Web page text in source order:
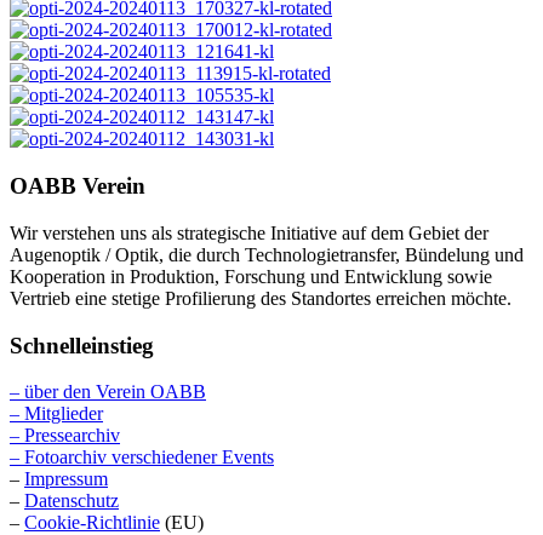
OABB Verein
Wir verstehen uns als strategische Initiative auf dem Gebiet der
Augenoptik / Optik, die durch Technologietransfer, Bündelung und
Kooperation in Produktion, Forschung und Entwicklung sowie
Vertrieb eine stetige Profilierung des Standortes erreichen möchte.
Schnelleinstieg
– über den Verein OABB
– Mitglieder
– Pressearchiv
– Fotoarchiv verschiedener Events
– Impressum
– Datenschutz
– Cookie-Richtlinie (EU)